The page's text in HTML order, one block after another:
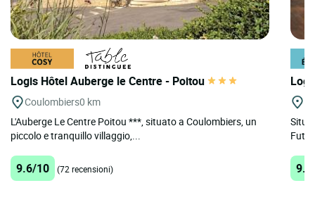
Logis Hôtel Auberge le Centre - Poitou
Coulombiers0 km
L'Auberge Le Centre Poitou ***, situato a Coulombiers, un
piccolo e tranquillo villaggio,...
9.6/10 (72 recensioni)